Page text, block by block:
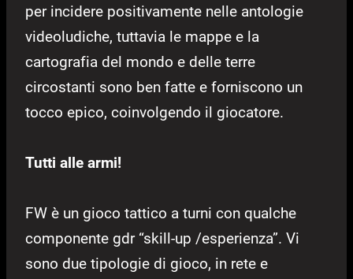
per incidere positivamente nelle antologie
videoludiche, tuttavia le mappe e la
cartografia del mondo e delle terre
circostanti sono ben fatte e forniscono un
tocco epico, coinvolgendo il giocatore.
Tutti alle armi!
FW è un gioco tattico a turni con qualche
componente gdr “skill-up /esperienza”. Vi
sono due tipologie di gioco, in rete e